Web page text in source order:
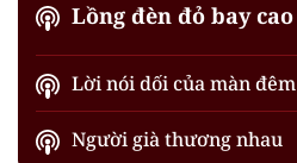
Lồng đèn đỏ bay cao
Lời nói dối của màn đêm
Người già thương nhau